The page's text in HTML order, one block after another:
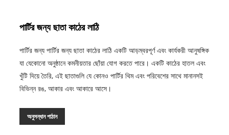
পার্টির জন্য ছাতা কাঠের লাঠি
পার্টির জন্য পার্টির জন্য ছাতা কাঠের লাঠি একটি আড়ম্বরপূর্ণ এবং কার্যকরী আনুষঙ্গিক
যা যেকোনো অনুষ্ঠানে কমনীয়তার ছোঁয়া যোগ করতে পারে। একটি কাঠের হাতল এবং
খুঁটি দিয়ে তৈরি, এই ছাতাগুলি যে কোনও পার্টির থিম এবং পরিবেশের সাথে মানানসই
বিভিন্ন রঙ, আকার এবং আকারে আসে।
অনুসন্ধান পাঠান